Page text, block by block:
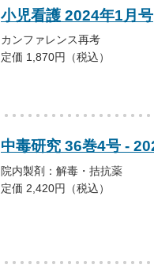
小児看護 2024年1月号
カンファレンス再考
定価 1,870円（税込）
中毒研究 36巻4号 -
院内製剤：解毒・拮抗薬
定価 2,420円（税込）